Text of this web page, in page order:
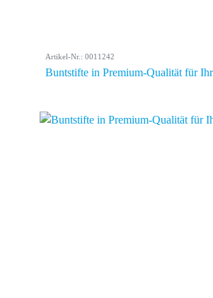
Artikel-Nr.: 0011242
Buntstifte in Premium-Qualität für